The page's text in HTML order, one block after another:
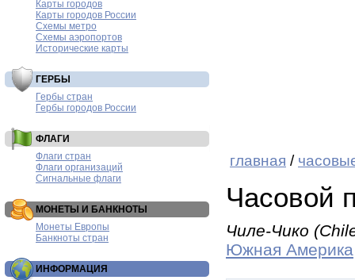
Карты городов
Карты городов России
Схемы метро
Схемы аэропортов
Исторические карты
ГЕРБЫ
Гербы стран
Гербы городов России
ФЛАГИ
Флаги стран
Флаги организаций
Сигнальные флаги
МОНЕТЫ И БАНКНОТЫ
Монеты Европы
Банкноты стран
ИНФОРМАЦИЯ
главная /
Часовой
Чиле-Чико
Южная Америка